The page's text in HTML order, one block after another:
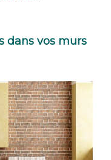
dans vos murs